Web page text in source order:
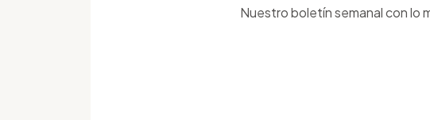
Nuestro boletín semanal con lo